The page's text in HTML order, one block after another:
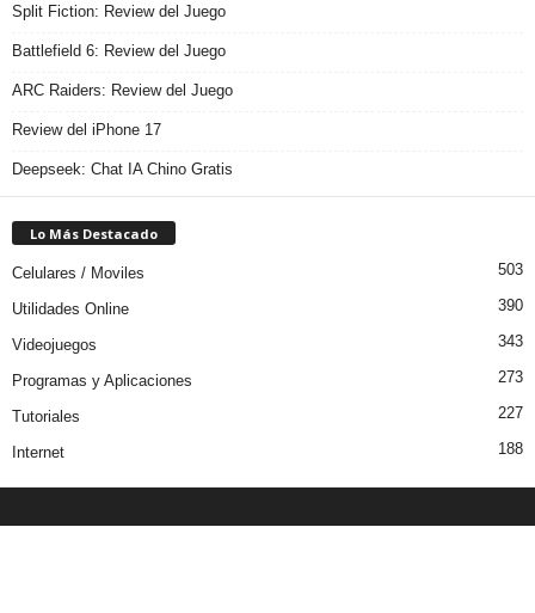
Split Fiction: Review del Juego
Battlefield 6: Review del Juego
ARC Raiders: Review del Juego
Review del iPhone 17
Deepseek: Chat IA Chino Gratis
Lo Más Destacado
Celulares / Moviles 503
Utilidades Online 390
Videojuegos 343
Programas y Aplicaciones 273
Tutoriales 227
Internet 188